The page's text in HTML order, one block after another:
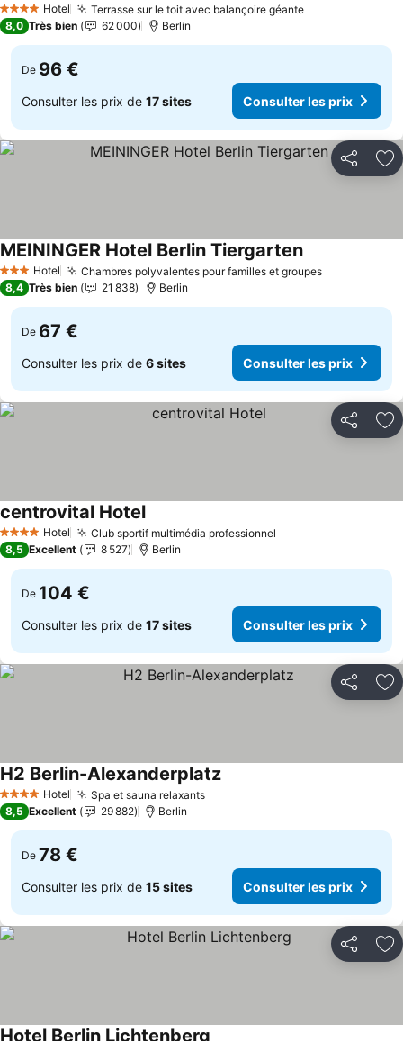
4 Étoiles Hotel Terrasse sur le toit avec balançoire géante
8,0 Très bien 62 000 Berlin
De 96 €
Consulter les prix de 17 sites Consulter les prix
Partager
3 ÉtoilesHotel Chambres polyvalentes pour familles et groupes
MEININGER Hotel Berlin Tiergarten
8,4 Très bien 21 838 Berlin
De 67 €
Consulter les prix de 6 sites Consulter les prix
Partager
4 Étoiles Hotel Club sportif multimédia professionnel
centrovital Hotel
8,5 Excellent 8 527 Berlin
De 104 €
Consulter les prix de 17 sites Consulter les prix
Partager
4 Étoiles Hotel Spa et sauna relaxants
H2 Berlin-Alexanderplatz
8,5 Excellent 29 882 Berlin
De 78 €
Consulter les prix de 15 sites Consulter les prix
Partager
Hotel Berlin Lichtenberg